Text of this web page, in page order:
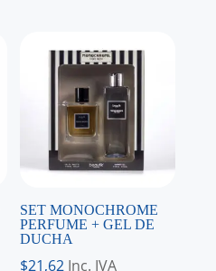
SET MONOCHROME
PERFUME + GEL DE
DUCHA
$21,62 Inc. IVA